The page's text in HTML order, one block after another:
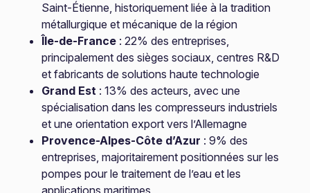
Saint-Étienne, historiquement liée à la tradition
métallurgique et mécanique de la région
Île-de-France : 22% des entreprises,
principalement des sièges sociaux, centres R&D
et fabricants de solutions haute technologie
Grand Est : 13% des acteurs, avec une
spécialisation dans les compresseurs industriels
et une orientation export vers l’Allemagne
Provence-Alpes-Côte d’Azur : 9% des
entreprises, majoritairement positionnées sur les
pompes pour le traitement de l’eau et les
applications maritimes